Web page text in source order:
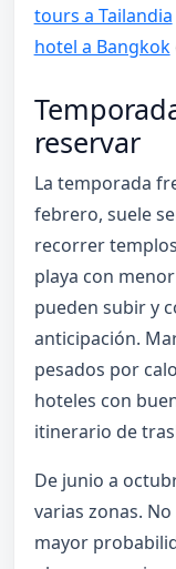
tours a Tailandia
hotel a Bangkok
reservar
La temporada
febrero, suele
recorrer
playa con
pueden subir y
anticipación.
pesados por
hoteles con
itinerario de
De junio a
varias zonas.
mayor